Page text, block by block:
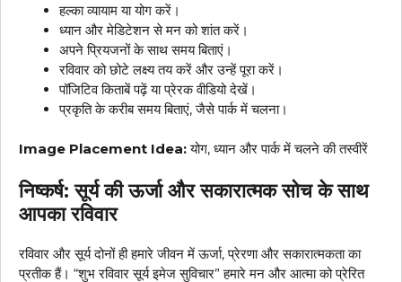
हल्का व्यायाम या योग करें।
ध्यान और मेडिटेशन से मन को शांत करें।
अपने प्रियजनों के साथ समय बिताएं।
रविवार को छोटे लक्ष्य तय करें और उन्हें पूरा करें।
पॉजिटिव किताबें पढ़ें या प्रेरक वीडियो देखें।
प्रकृति के करीब समय बिताएं, जैसे पार्क में चलना।
Image Placement Idea:योग, ध्यान और पार्क में चलने की तस्वीरें
निष्कर्ष: सूर्य की ऊर्जा और सकारात्मक सोच के साथ
आपका रविवार
रविवार और सूर्य दोनों ही हमारे जीवन में ऊर्जा, प्रेरणा और सकारात्मकता का
प्रतीक हैं। “शुभ रविवार सूर्य इमेज सुविचार” हमारे मन और आत्मा को प्रेरित